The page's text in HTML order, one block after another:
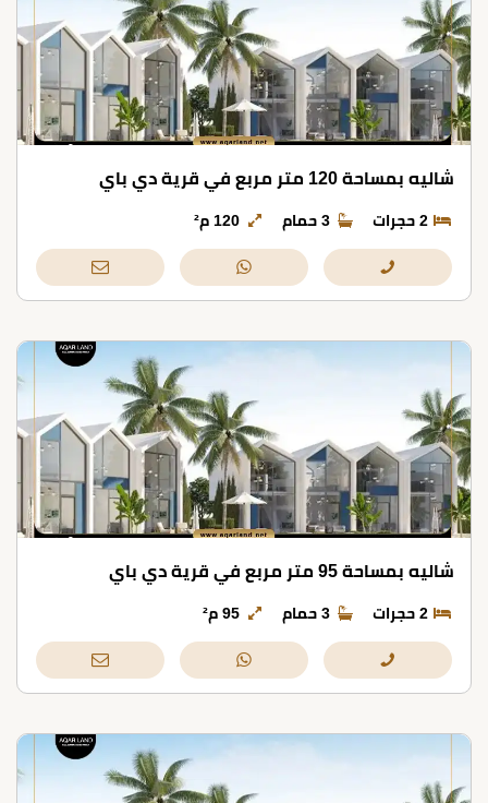
شاليه بمساحة 120 متر مربع في قرية دي باي
2 حجرات 3 حمام 120 م²
شاليه بمساحة 95 متر مربع في قرية دي باي
2 حجرات 3 حمام 95 م²